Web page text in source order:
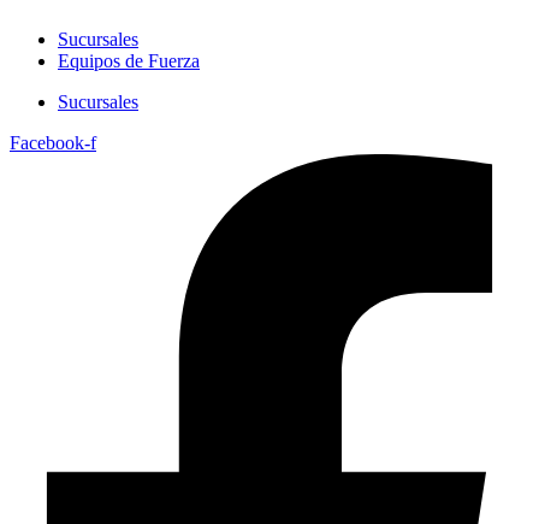
Sucursales
Equipos de Fuerza
Sucursales
Facebook-f